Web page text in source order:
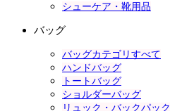
シューケア・靴用品
バッグ
バッグカテゴリすべて
ハンドバッグ
トートバッグ
ショルダーバッグ
リュック・バックパック